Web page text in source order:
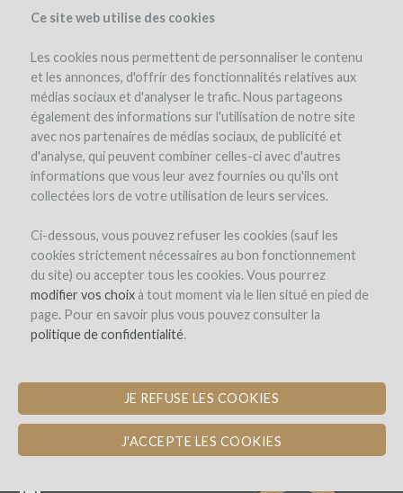
Ce site web utilise des cookies
Les cookies nous permettent de personnaliser le contenu
et les annonces, d'offrir des fonctionnalités relatives aux
médias sociaux et d'analyser le trafic. Nous partageons
également des informations sur l'utilisation de notre site
avec nos partenaires de médias sociaux, de publicité et
d'analyse, qui peuvent combiner celles-ci avec d'autres
informations que vous leur avez fournies ou qu'ils ont
collectées lors de votre utilisation de leurs services.
Ci-dessous, vous pouvez refuser les cookies (sauf les
cookies strictement nécessaires au bon fonctionnement
du site) ou accepter tous les cookies. Vous pourrez
modifier vos choixà tout moment via le lien situé en pied de
page. Pour en savoir plus vous pouvez consulter la
politique de confidentialité.
JE REFUSE LES COOKIES
J'ACCEPTE LES COOKIES
the project investors (39)
Domaine Baudon
REIMPLANTATION OF WHITE GRAPE
VARIETIES IN MONTAGNE SAINT-
ÉMILION TERROIR
new comment